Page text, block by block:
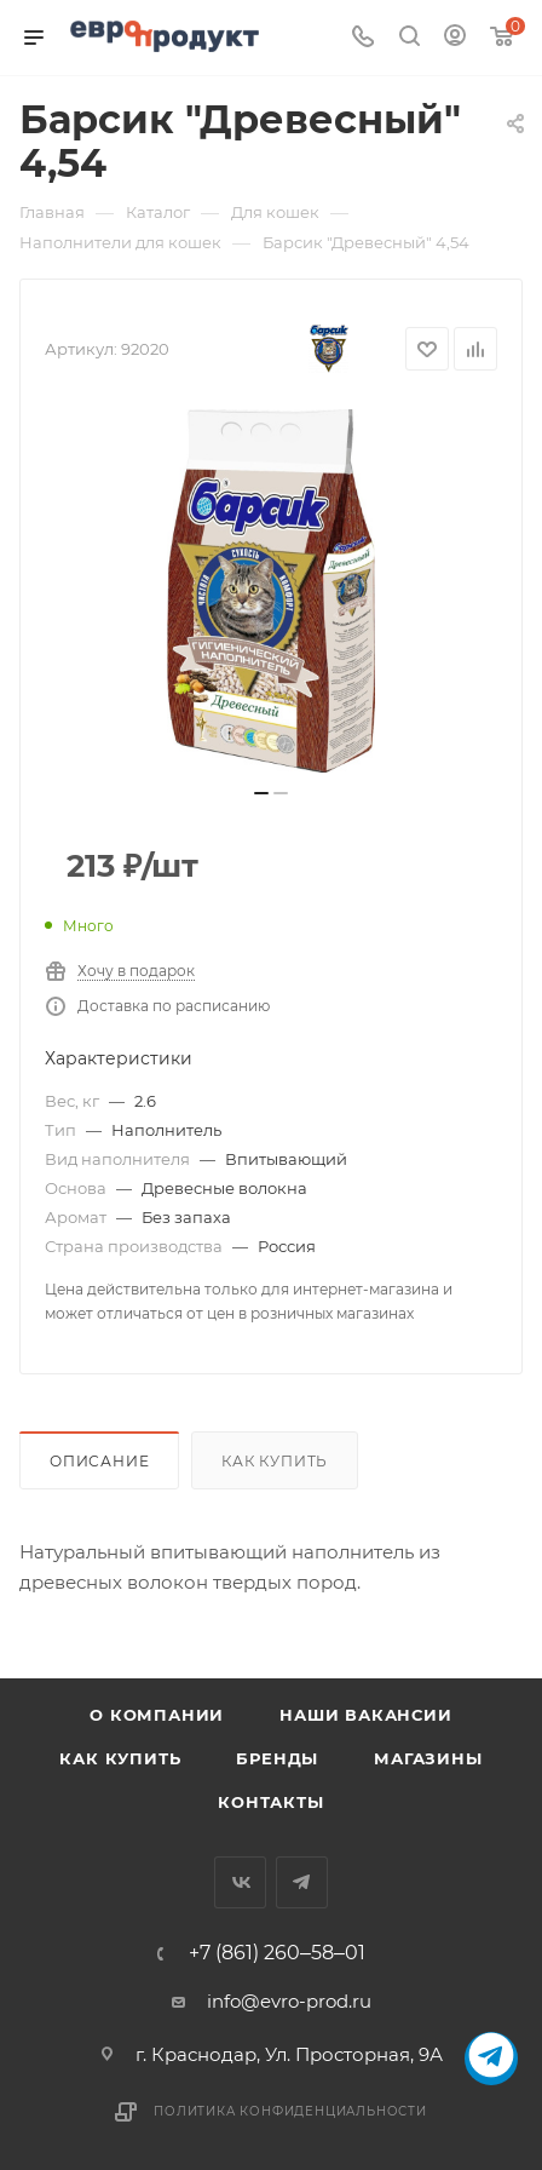
0
Барсик "Древесный"
4,54
Главная — Каталог — Для кошек —
Наполнители для кошек — Барсик "Древесный" 4,54
Артикул: 92020
213 ₽/шт
Много
Хочу в подарок
Доставка по расписанию
Характеристики
Вес, кг — 2.6
Тип — Наполнитель
Вид наполнителя — Впитывающий
Основа — Древесные волокна
Аромат — Без запаха
Страна производства — Россия
Цена действительна только для интернет-магазина и
может отличаться от цен в розничных магазинах
ОПИСАНИЕ КАК КУПИТЬ
Натуральный впитывающий наполнитель из
древесных волокон твердых пород.
О КОМПАНИИ НАШИ ВАКАНСИИ
КАК КУПИТЬ БРЕНДЫ МАГАЗИНЫ
КОНТАКТЫ
+7 (861) 260‒58‒01
info@evro-prod.ru
г. Краснодар, ​Ул. Просторная, 9А
ПОЛИТИКА КОНФИДЕНЦИАЛЬНОСТИ